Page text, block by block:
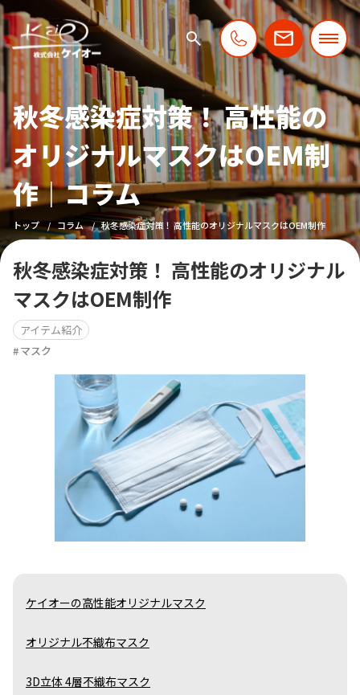
秋冬感染症対策！ 高性能の
オリジナルマスクはOEM制
作｜コラム
トップ コラム 秋冬感染症対策！ 高性能のオリジナルマスクはOEM制作
秋冬感染症対策！ 高性能のオリジナル
マスクはOEM制作
アイテム紹介
マスク
ケイオーの高性能オリジナルマスク
オリジナル不織布マスク
3D立体 4層不織布マスク